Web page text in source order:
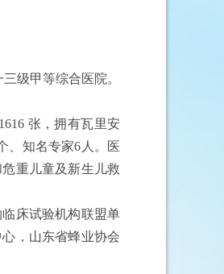
级甲等综合医院。
1616 张，拥有瓦里安
、知名专家6人。医
重儿童及新生儿救
床试验机构联盟单
，山东省蜂业协会